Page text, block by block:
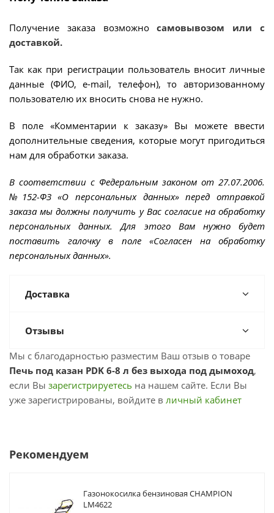
Получение заказа возможносамовывозом или с
доставкой.
Так как при регистрации пользователь вносит личные
данные (ФИО, e-mail, телефон), то авторизованному
пользователю их вносить снова не нужно.
В поле «Комментарии к заказу» Вы можете ввести
дополнительные сведения, которые могут пригодиться
нам для обработки заказа.
В соответствии с Федеральным законом от 27.07.2006.
№152-ФЗ «О персональных данных» перед отправкой
заказа мы должны получить у Вас согласие на обработку
персональных данных. Для этого Вам нужно будет
поставить галочку в поле «Согласен на обработку
персональных данных».
Доставка
Отзывы
Мы с благодарностью разместим Ваш отзыв о товаре
Печь под казан PDK 6-8 л без выхода под дымоход,
если Вы зарегистрируетесь на нашем сайте. Если Вы
уже зарегистрированы, войдите в личный кабинет
Рекомендуем
Газонокосилка бензиновая CHAMPION
LM4622